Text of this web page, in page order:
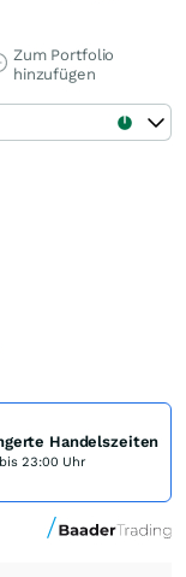
Zum Portfolio
hinzufügen
Handelszeiten
23:00 Uhr